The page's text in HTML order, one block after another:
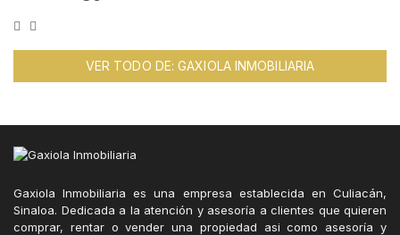
VER TODO DE: GAXIOLA INMOBILIARIA
Gaxiola Inmobiliaria es una empresa establecida en Culiacán,
Sinaloa. Dedicada a la atención y asesoría a clientes que quieren
comprar, rentar o vender una propiedad asi como asesoría y